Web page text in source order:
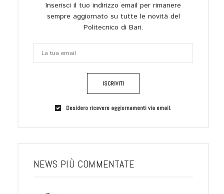
Inserisci il tuo indirizzo email per rimanere
sempre aggiornato su tutte le novità del
Politecnico di Bari.
ISCRIVITI
Desidero ricevere aggiornamenti via email.
NEWS PIÙ COMMENTATE